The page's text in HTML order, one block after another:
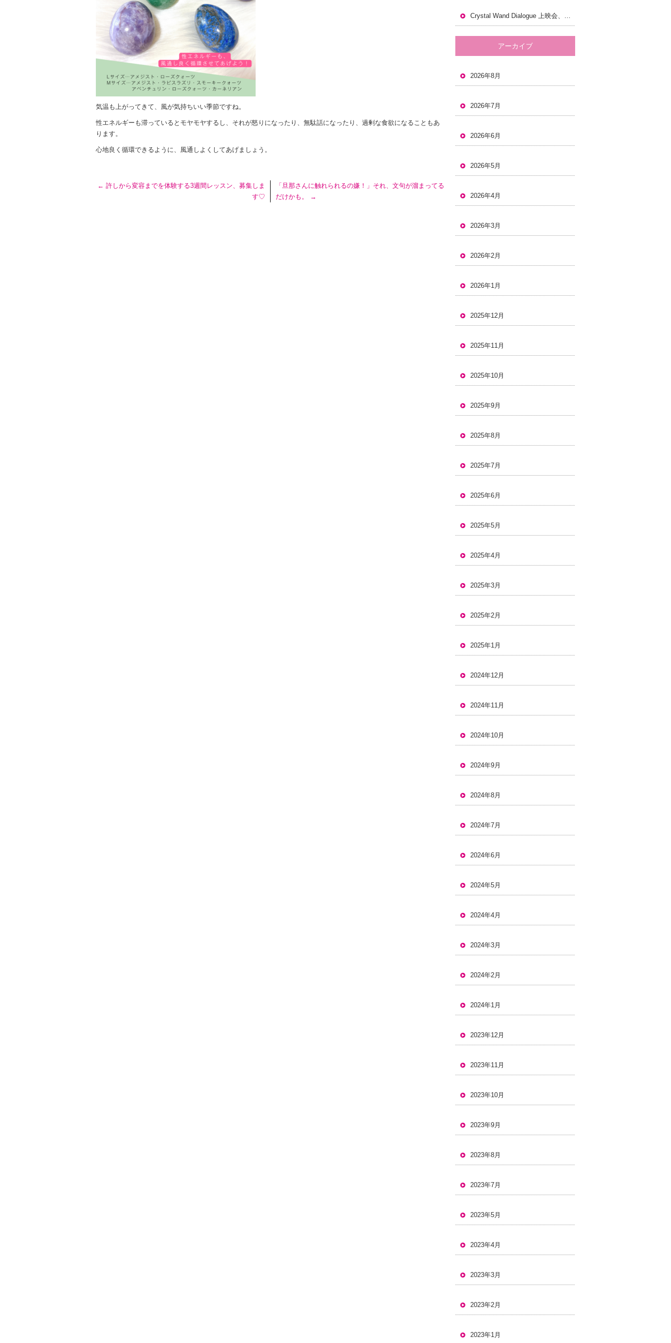
気温も上がってきて、風が気持ちいい季節ですね。
性エネルギーも滞っているとモヤモヤするし、それが怒りになったり、無駄話になったり、過剰な食欲になることもあ
ります。
心地良く循環できるように、風通しよくしてあげましょう。
← 許しから変容までを体験する3週間レッスン、募集しま
す♡
「旦那さんに触れられるの嫌！」それ、文句が溜まってる
だけかも。
→
Crystal Wand Dialogue 上映会、岡山でも開催します。
アーカイブ
2026年8月
2026年7月
2026年6月
2026年5月
2026年4月
2026年3月
2026年2月
2026年1月
2025年12月
2025年11月
2025年10月
2025年9月
2025年8月
2025年7月
2025年6月
2025年5月
2025年4月
2025年3月
2025年2月
2025年1月
2024年12月
2024年11月
2024年10月
2024年9月
2024年8月
2024年7月
2024年6月
2024年5月
2024年4月
2024年3月
2024年2月
2024年1月
2023年12月
2023年11月
2023年10月
2023年9月
2023年8月
2023年7月
2023年5月
2023年4月
2023年3月
2023年2月
2023年1月